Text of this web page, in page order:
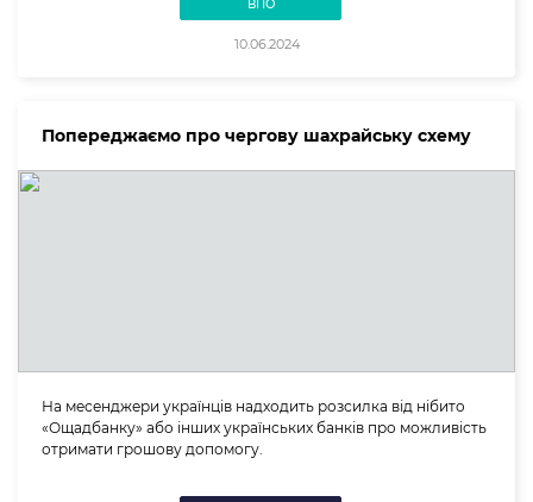
ВПО
10.06.2024
Попереджаємо про чергову шахрайську схему
На месенджери українців надходить розсилка від нібито
«Ощадбанку» або інших українських банків про можливість
отримати грошову допомогу.